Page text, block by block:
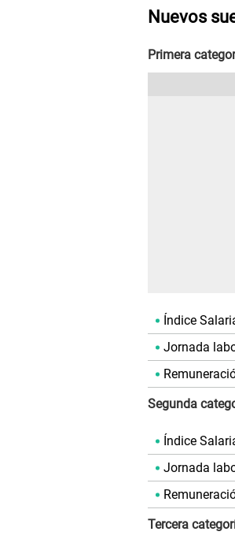
Nuevos
Primera
Índice
Jornada
Segunda
Índice
Jornada
Tercera